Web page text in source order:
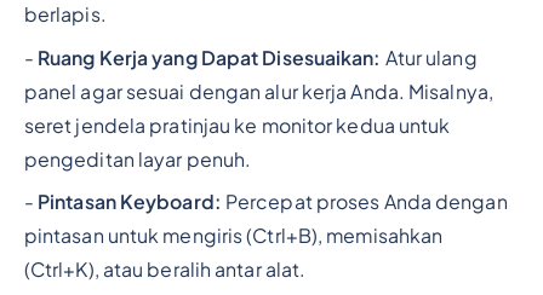
berlapis.
- Ruang Kerja yang Dapat Disesuaikan: Atur ulang
panel agar sesuai dengan alur kerja Anda. Misalnya,
seret jendela pratinjau ke monitor kedua untuk
pengeditan layar penuh.
- Pintasan Keyboard: Percepat proses Anda dengan
pintasan untuk mengiris (Ctrl+B), memisahkan
(Ctrl+K), atau beralih antar alat.